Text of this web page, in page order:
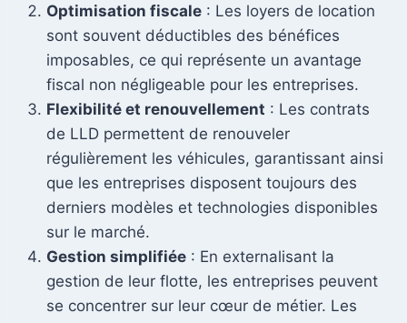
Optimisation fiscale : Les loyers de location
sont souvent déductibles des bénéfices
imposables, ce qui représente un avantage
fiscal non négligeable pour les entreprises.
Flexibilité et renouvellement : Les contrats
de LLD permettent de renouveler
régulièrement les véhicules, garantissant ainsi
que les entreprises disposent toujours des
derniers modèles et technologies disponibles
sur le marché.
Gestion simplifiée : En externalisant la
gestion de leur flotte, les entreprises peuvent
se concentrer sur leur cœur de métier. Les